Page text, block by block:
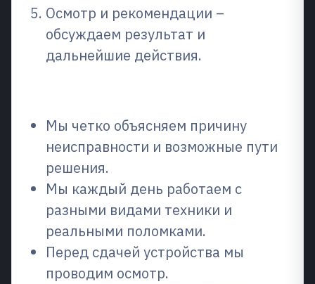
Осмотр и рекомендации –
обсуждаем результат и
дальнейшие действия.
Мы четко объясняем причину
неисправности и возможные пути
решения.
Мы каждый день работаем с
разными видами техники и
реальными поломками.
Перед сдачей устройства мы
проводим осмотр.